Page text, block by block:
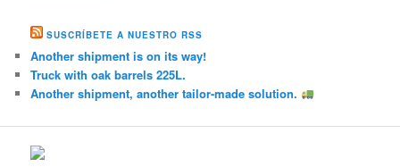
SUSCRÍBETE A NUESTRO RSS
Another shipment is on its way!
Truck with oak barrels 225L.
Another shipment, another tailor-made solution.